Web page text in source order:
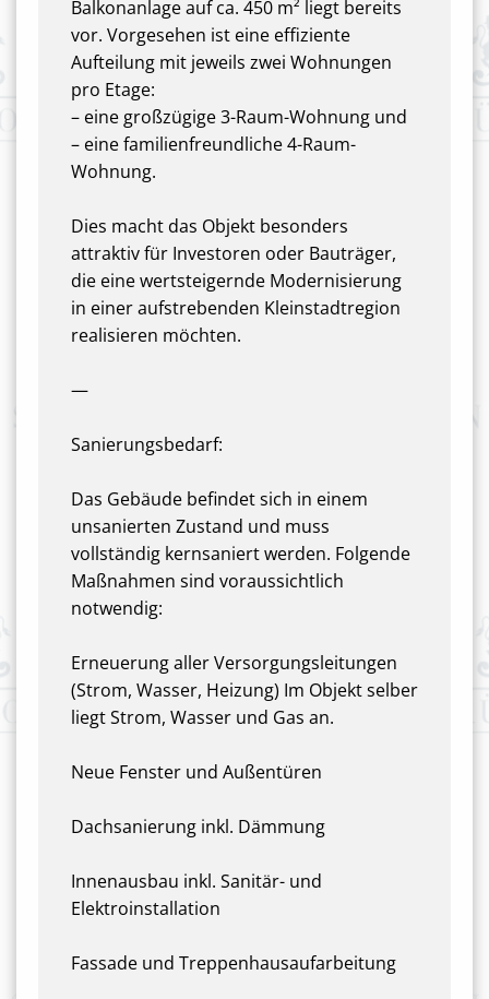
Balkonanlage auf ca. 450 m² liegt bereits
vor. Vorgesehen ist eine effiziente
Aufteilung mit jeweils zwei Wohnungen
pro Etage:
– eine großzügige 3-Raum-Wohnung und
– eine familienfreundliche 4-Raum-
Wohnung.
Dies macht das Objekt besonders
attraktiv für Investoren oder Bauträger,
die eine wertsteigernde Modernisierung
in einer aufstrebenden Kleinstadtregion
realisieren möchten.
—
Sanierungsbedarf:
Das Gebäude befindet sich in einem
unsanierten Zustand und muss
vollständig kernsaniert werden. Folgende
Maßnahmen sind voraussichtlich
notwendig:
Erneuerung aller Versorgungsleitungen
(Strom, Wasser, Heizung) Im Objekt selber
liegt Strom, Wasser und Gas an.
Neue Fenster und Außentüren
Dachsanierung inkl. Dämmung
Innenausbau inkl. Sanitär- und
Elektroinstallation
Fassade und Treppenhausaufarbeitung